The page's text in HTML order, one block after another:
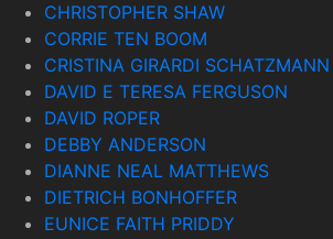
CHRISTOPHER SHAW
CORRIE TEN BOOM
CRISTINA GIRARDI SCHATZMANN
DAVID E TERESA FERGUSON
DAVID ROPER
DEBBY ANDERSON
DIANNE NEAL MATTHEWS
DIETRICH BONHOFFER
EUNICE FAITH PRIDDY